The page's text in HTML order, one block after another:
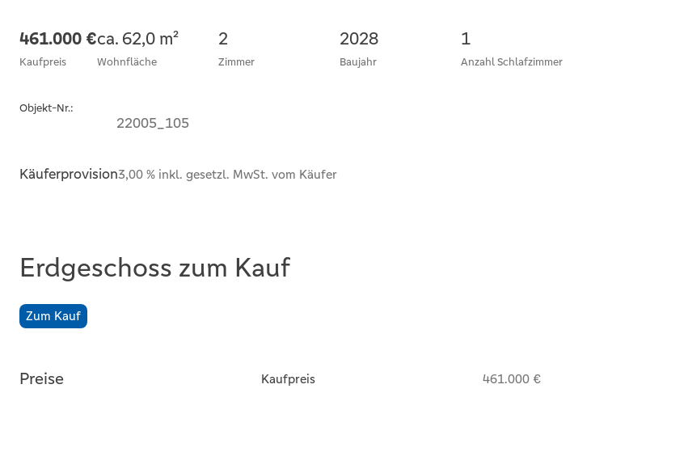
461.000 €
Kaufpreis
ca. 62,0 m²
Wohnfläche
2
Zimmer
2028
Baujahr
1
Anzahl Schlafzimmer
Objekt-Nr.:
22005_105
Käuferprovision3,00 % inkl. gesetzl. MwSt. vom Käufer
Erdgeschoss zum Kauf
Zum Kauf
Preise Kaufpreis 461.000 €